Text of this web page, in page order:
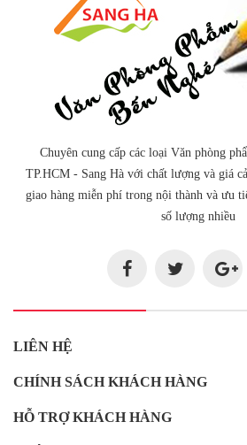
Chuyên cung cấp các loại Văn phòng
TP.HCM - Sang Hà với chất lượng và giá
giao hàng miễn phí trong nội thành và ưu
số lượng nhiều
LIÊN HỆ
CHÍNH SÁCH KHÁCH HÀNG
HỖ TRỢ KHÁCH HÀNG